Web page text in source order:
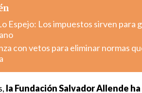
Espejo: Los impuestos sirven para
con vetos para eliminar normas
la Fundación Salvador Allende